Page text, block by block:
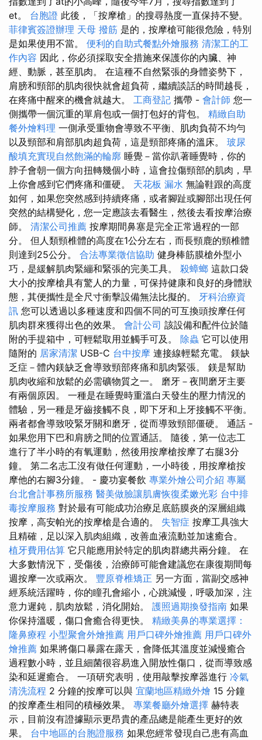
et。 台胞證 此後，「按摩槍」的搜尋熱度一直保持不變。
菲律賓簽證辦理 天母 撥筋 是的，按摩槍可能很危險，特別
是如果使用不當。 便利的自助式餐點外燴服務 清潔工的工
作內容 因此，你必須採取安全措施來保護你的內臟、神
經、動脈，甚至肌肉。 在這種不自然緊張的身體姿勢下，
肩膀和頸部的肌肉很快就會超負荷，繼續談話的時間越長，
在疼痛中醒來的機會就越大。 工商登記 攜帶 - 會計師 您一
側攜帶一個沉重的單肩包或一個打包好的背包。 精緻自助
餐外燴料理 一側承受重物會導致不平衡、肌肉負荷不均勻
以及頸部和肩部肌肉超負荷，這是頸部疼痛的溫床。 玻尿
酸填充實現自然飽滿的輪廓 睡覺－當你趴著睡覺時，你的
脖子會朝一個方向扭轉幾個小時，這會拉傷頸部的肌肉，早
上你會感到它們疼痛和僵硬。 天花板 漏水 無論鞋跟的高度
如何，如果您突然感到持續疼痛，或者腳趾或腳部出現任何
突然的結構變化，您一定應該去看醫生，然後去看按摩治療
師。 清潔公司推薦 按摩期間鼻塞是完全正常過程的一部
分。 但人類頸椎體的高度在1公分左右，而長頸鹿的頸椎體
則達到25公分。 合法專業徵信協助 健身棒筋膜槍外型小
巧，是緩解肌肉緊繃和緊張的完美工具。 殺蟑螂 這款口袋
大小的按摩槍具有驚人的力量，可保持健康和良好的身體狀
態，其便攜性是全尺寸衝擊設備無法比擬的。 牙科治療資
訊 您可以透過以多種速度和四個不同的可互換頭按摩任何
肌肉群來獲得出色的效果。 會計公司 該設備和配件位於隨
附的手提箱中，可輕鬆取用並觸手可及。 除蟲 它可以使用
隨附的 居家清潔 USB-C 台中按摩 連接線輕鬆充電。 鎂缺
乏症－體內鎂缺乏會導致頸部疼痛和肌肉緊張。 鎂是幫助
肌肉收縮和放鬆的必需礦物質之一。 磨牙－夜間磨牙主要
有兩個原因。 一種是在睡覺時重溫白天發生的壓力情況的
體驗，另一種是牙齒接觸不良，即下牙和上牙接觸不平衡。
兩者都會導致咬緊牙關和磨牙，從而導致頸部僵硬。 通話 -
如果您用下巴和肩膀之間的位置通話。 隨後，第一位志工
進行了半小時的有氧運動，然後用按摩槍按摩了右腿3分
鐘。 第二名志工沒有做任何運動，一小時後，用按摩槍按
摩他的右腳3分鐘。 - 慶功宴餐飲 專業外燴公司介紹 專屬
台北會計事務所服務 醫美做臉讓肌膚恢復柔嫩光彩 台中排
毒按摩服務 對於最有可能成功治療足底筋膜炎的深層組織
按摩，高安帕光的按摩槍是合適的。 失智症 按摩工具強大
且精確，足以深入肌肉組織，改善血液流動並加速癒合。
植牙費用估算 它只能應用於特定的肌肉群總共兩分鐘。 在
大多數情況下，受傷後，治療師可能會建議您在康復期間每
週按摩一次或兩次。 豐原脊椎矯正 另一方面，當副交感神
經系統活躍時，你的瞳孔會縮小，心跳減慢，呼吸加深，注
意力遲鈍，肌肉放鬆，消化開始。 護照過期換發指南 如果
你保持溫暖，傷口會癒合得更快。 精緻美鼻的專業選擇：
隆鼻療程 小型聚會外燴推薦 用戶口碑外燴推薦 用戶口碑外
燴推薦 如果將傷口暴露在露天，會降低其溫度並減慢癒合
過程數小時，並且細菌很容易進入開放性傷口，從而導致感
染和延遲癒合。 一項研究表明，使用敲擊按摩器進行 冷氣
清洗流程 2 分鐘的按摩可以與 宜蘭地區精緻外燴 15 分鐘
的按摩產生相同的積極效果。 專業餐廳外燴選擇 赫特表
示，目前沒有證據顯示更昂貴的產品總是能產生更好的效
果。 台中地區的台胞證服務 如果您經常發現自己患有高血